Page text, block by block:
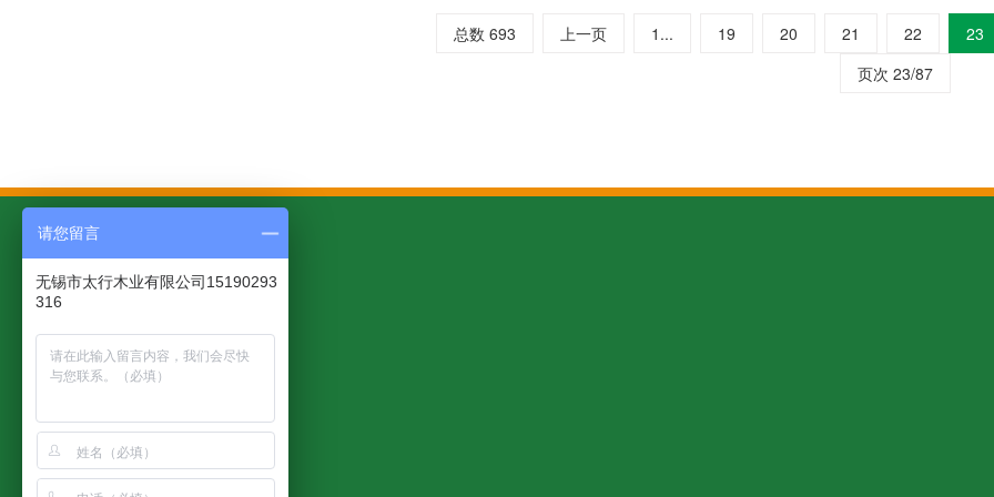
总数 693 上一页 1... 19 20 21 22 23
页次 23/87
太行产品
木托盘
客户案例
木托盘案例
请您留言
无锡市太行木业有限公司15190293
316